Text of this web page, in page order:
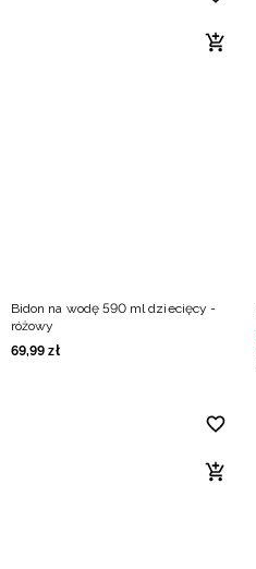
Bidon na wodę 590 ml dziecięcy -
różowy
69,99 zł